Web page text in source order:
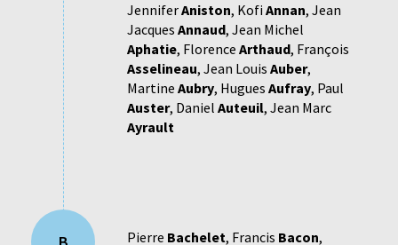
JenniferAniston, Kofi Annan, Jean
Jacques Annaud, Jean Michel
Aphatie, Florence Arthaud, François
Asselineau, Jean Louis Auber,
Martine Aubry, Hugues Aufray, Paul
Auster, Daniel Auteuil, Jean Marc
Ayrault
Pierre Bachelet, Francis Bacon,